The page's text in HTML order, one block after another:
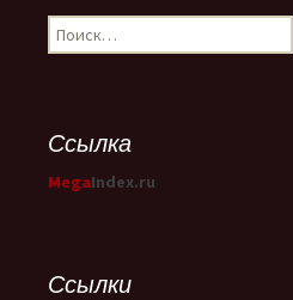
Найти:
Ссылка
MegaIndex.ru
Ссылки